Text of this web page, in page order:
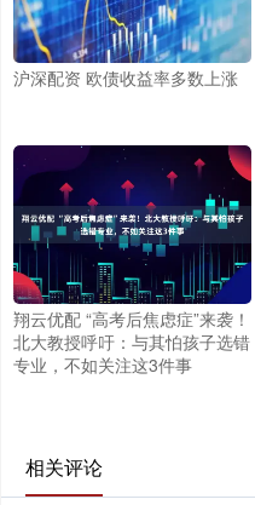
沪深配资 欧债收益率多数上涨
翔云优配 “高考后焦虑症”来袭！
北大教授呼吁：与其怕孩子选错
专业，不如关注这3件事
相关评论